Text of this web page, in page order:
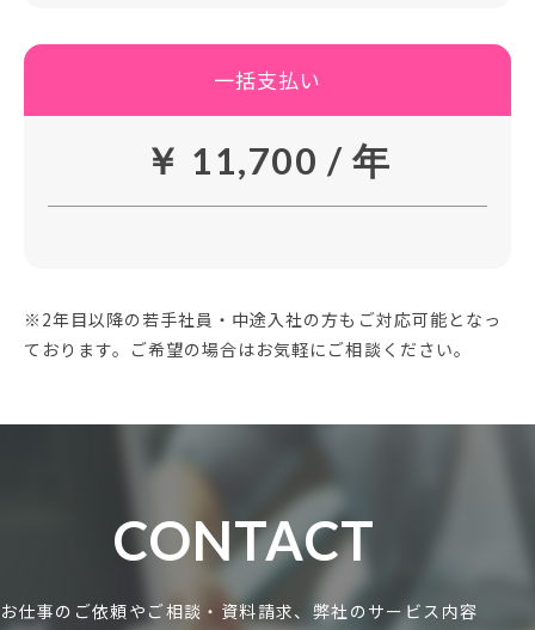
一括支払い
￥ 11,700 / 年
※2年目以降の若手社員・中途入社の方もご対応可能となっ
ております。ご希望の場合はお気軽にご相談ください。
CONTACT
お仕事のご依頼やご相談・資料請求、弊社のサービス内容